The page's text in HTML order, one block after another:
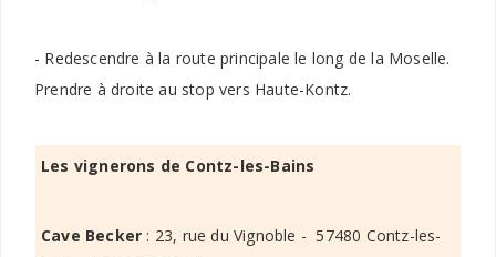
- Redescendre à la route principale le long de la Moselle.
Prendre à droite au stop vers Haute-Kontz.
Les vignerons de Contz-les-Bains
Cave Becker : 23, rue du Vignoble - 57480 Contz-les-